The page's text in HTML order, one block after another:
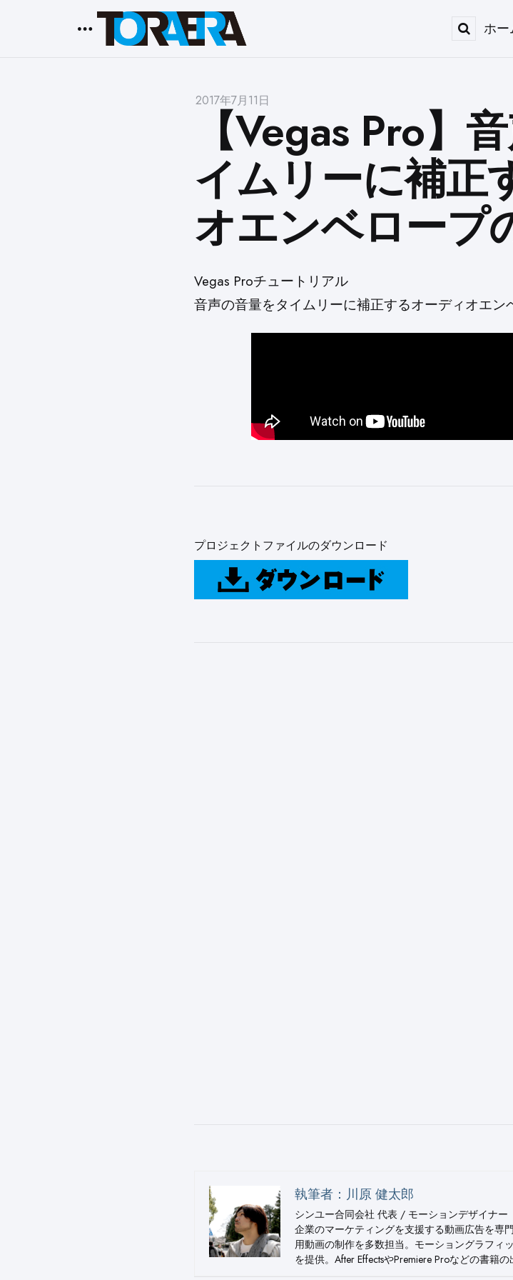
Menu
ホー
2017年7月11日
【Vegas Pro】
イムリーに補正
オエンベロープ
Vegas Proチュートリアル
音声の音量をタイムリーに補正するオーディオエン
プロジェクトファイルのダウンロード
執筆者：川原 健太郎
シンユー合同会社 代表 / モーションデザイナー
企業のマーケティングを支援する動画広告を専
用動画の制作を多数担当。モーショングラフィ
を提供。After EffectsやPremiere Proなどの書籍